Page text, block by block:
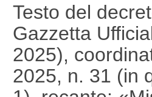
Testo del
Gazzetta
2025),
2025, n. 31 (in